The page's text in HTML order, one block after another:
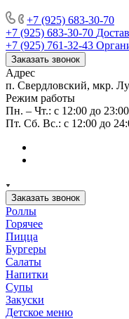
+7 (925) 683-30-70
+7 (925) 683-30-70
+7 (925) 761-32-43
Заказать звонок
Адрес
п. Свердловский, мкр.
Режим работы
Пн. – Чт.: с 12:00 до 23:00
Пт. Сб. Вс.: с 12:00 до
Заказать звонок
Роллы
Горячее
Пицца
Бургеры
Салаты
Напитки
Супы
Закуски
Детское меню